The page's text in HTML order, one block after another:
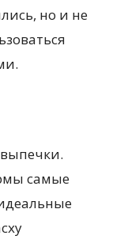
но и не
самые